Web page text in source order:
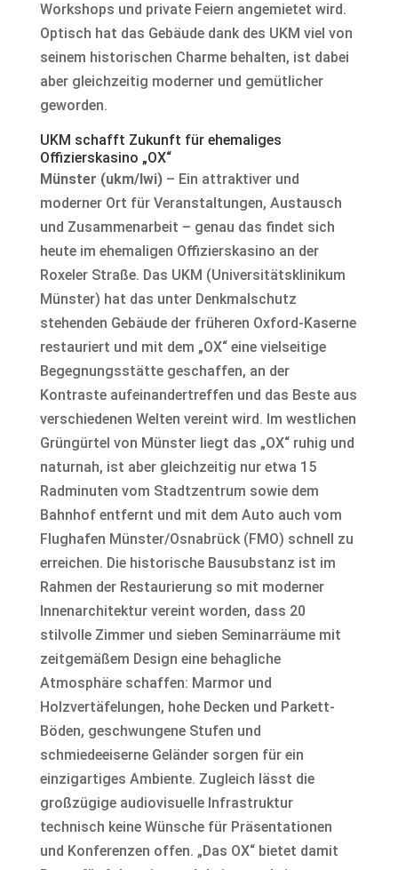
Workshops und private Feiern angemietet wird.
Optisch hat das Gebäude dank des UKM viel von
seinem historischen Charme behalten, ist dabei
aber gleichzeitig moderner und gemütlicher
geworden.
UKM schafft Zukunft für ehemaliges
Offizierskasino „OX“
Münster (ukm/lwi)– Ein attraktiver und
moderner Ort für Veranstaltungen, Austausch
und Zusammenarbeit – genau das findet sich
heute im ehemaligen Offizierskasino an der
Roxeler Straße. Das UKM (Universitätsklinikum
Münster) hat das unter Denkmalschutz
stehenden Gebäude der früheren Oxford-Kaserne
restauriert und mit dem „OX“ eine vielseitige
Begegnungsstätte geschaffen, an der
Kontraste aufeinandertreffen und das Beste aus
verschiedenen Welten vereint wird. Im westlichen
Grüngürtel von Münster liegt das „OX“ ruhig und
naturnah, ist aber gleichzeitig nur etwa 15
Radminuten vom Stadtzentrum sowie dem
Bahnhof entfernt und mit dem Auto auch vom
Flughafen Münster/Osnabrück (FMO) schnell zu
erreichen. Die historische Bausubstanz ist im
Rahmen der Restaurierung so mit moderner
Innenarchitektur vereint worden, dass 20
stilvolle Zimmer und sieben Seminarräume mit
zeitgemäßem Design eine behagliche
Atmosphäre schaffen: Marmor und
Holzvertäfelungen, hohe Decken und Parkett-
Böden, geschwungene Stufen und
schmiedeeiserne Geländer sorgen für ein
einzigartiges Ambiente. Zugleich lässt die
großzügige audiovisuelle Infrastruktur
technisch keine Wünsche für Präsentationen
und Konferenzen offen. „Das OX“ bietet damit